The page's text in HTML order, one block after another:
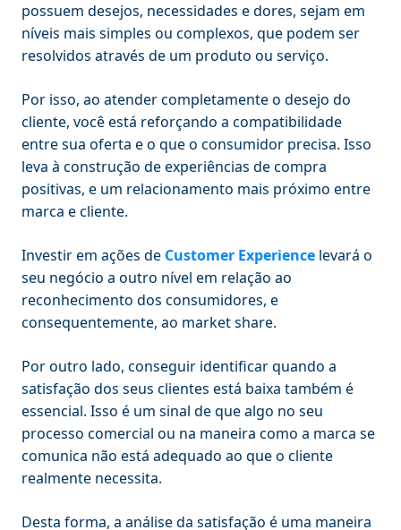
possuem desejos, necessidades e dores, sejam em
níveis mais simples ou complexos, que podem ser
resolvidos através de um produto ou serviço.
Por isso, ao atender completamente o desejo do
cliente, você está reforçando a compatibilidade
entre sua oferta e o que o consumidor precisa. Isso
leva à construção de experiências de compra
positivas, e um relacionamento mais próximo entre
marca e cliente.
Investir em ações de Customer Experience levará o
seu negócio a outro nível em relação ao
reconhecimento dos consumidores, e
consequentemente, ao market share.
Por outro lado, conseguir identificar quando a
satisfação dos seus clientes está baixa também é
essencial. Isso é um sinal de que algo no seu
processo comercial ou na maneira como a marca se
comunica não está adequado ao que o cliente
realmente necessita.
Desta forma, a análise da satisfação é uma maneira